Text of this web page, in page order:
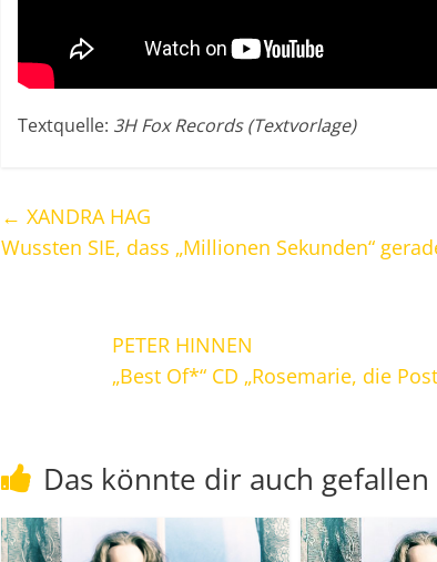
Textquelle: 3H Fox Records (Textvorlage)
← XANDRA HAG
Wussten SIE, dass „Millionen Sekunden“
PETER HINNEN
„Best Of*“ CD „Rosemarie, die
Das könnte dir auch gefallen